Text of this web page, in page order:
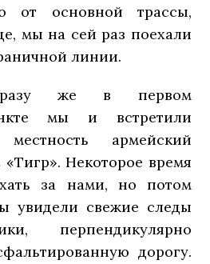
от основной трассы,
мы на сей раз поехали
линии.
сразу же в первом
мы и встретили
армейский
Некоторое время
за нами, но потом
увидели свежие следы
перпендикулярно
дорогу.